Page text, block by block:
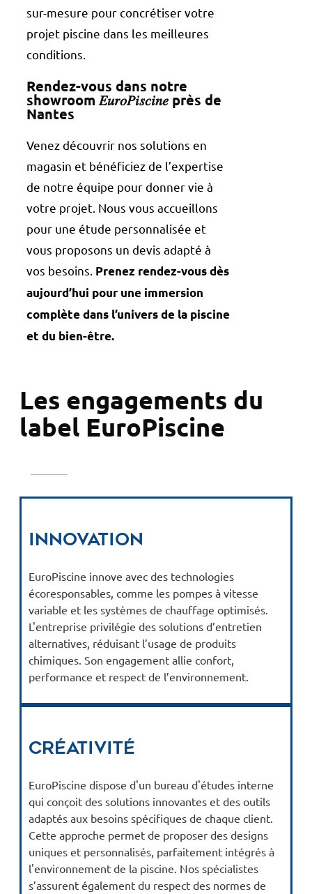
sur-mesure pour concrétiser votre
projet piscine dans les meilleures
conditions.
Rendez-vous dans notre
showroom 𝐸𝑢𝑟𝑜𝑃𝑖𝑠𝑐𝑖𝑛𝑒 près de
Nantes
Venez découvrir nos solutions en
magasin et bénéficiez de l’expertise
de notre équipe pour donner vie à
votre projet. Nous vous accueillons
pour une étude personnalisée et
vous proposons un devis adapté à
vos besoins. Prenez rendez-vous dès
aujourd’hui pour une immersion
complète dans l’univers de la piscine
et du bien-être.
Les engagements du
label EuroPiscine
Innovation
EuroPiscine innove avec des technologies
écoresponsables, comme les pompes à vitesse
variable et les systèmes de chauffage optimisés.
L'entreprise privilégie des solutions d’entretien
alternatives, réduisant l’usage de produits
chimiques. Son engagement allie confort,
performance et respect de l’environnement.
Créativité
EuroPiscine dispose d'un bureau d'études interne
qui conçoit des solutions innovantes et des outils
adaptés aux besoins spécifiques de chaque client.
Cette approche permet de proposer des designs
uniques et personnalisés, parfaitement intégrés à
l'environnement de la piscine. Nos spécialistes
s’assurent également du respect des normes de